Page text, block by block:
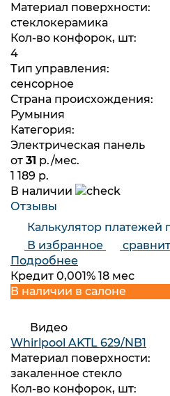
Материал поверхности:
стеклокерамика
Кол-во конфорок, шт:
4
Тип управления:
сенсорное
Страна происхождения:
Румыния
Категория:
Электрическая панель
от 31 р./мес.
1 189 р.
В наличии
Отзывы
Калькулятор платежей
В избранное
Подробнее
Кредит 0,001% 18 мес
В наличии в салоне
Видео
Whirlpool AKTL 629/NB1
Материал поверхности:
закаленное стекло
Кол-во конфорок, шт: